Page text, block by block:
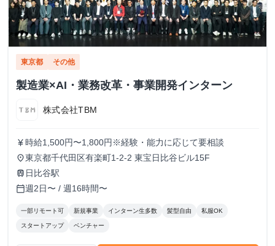
東京都 その他
製造業×AI・業務改革・事業開発インターン
株式会社TBM
currency_yen 時給1,500円〜1,800円※経験・能力に応じて要相談
place東京都千代田区有楽町1-2-2 東宝日比谷ビル15F
train 日比谷駅
calendar_today週2日〜 / 週16時間〜
一部リモート可 新規事業 インターン生多数 髪型自由 私服OK
スタートアップ ベンチャー